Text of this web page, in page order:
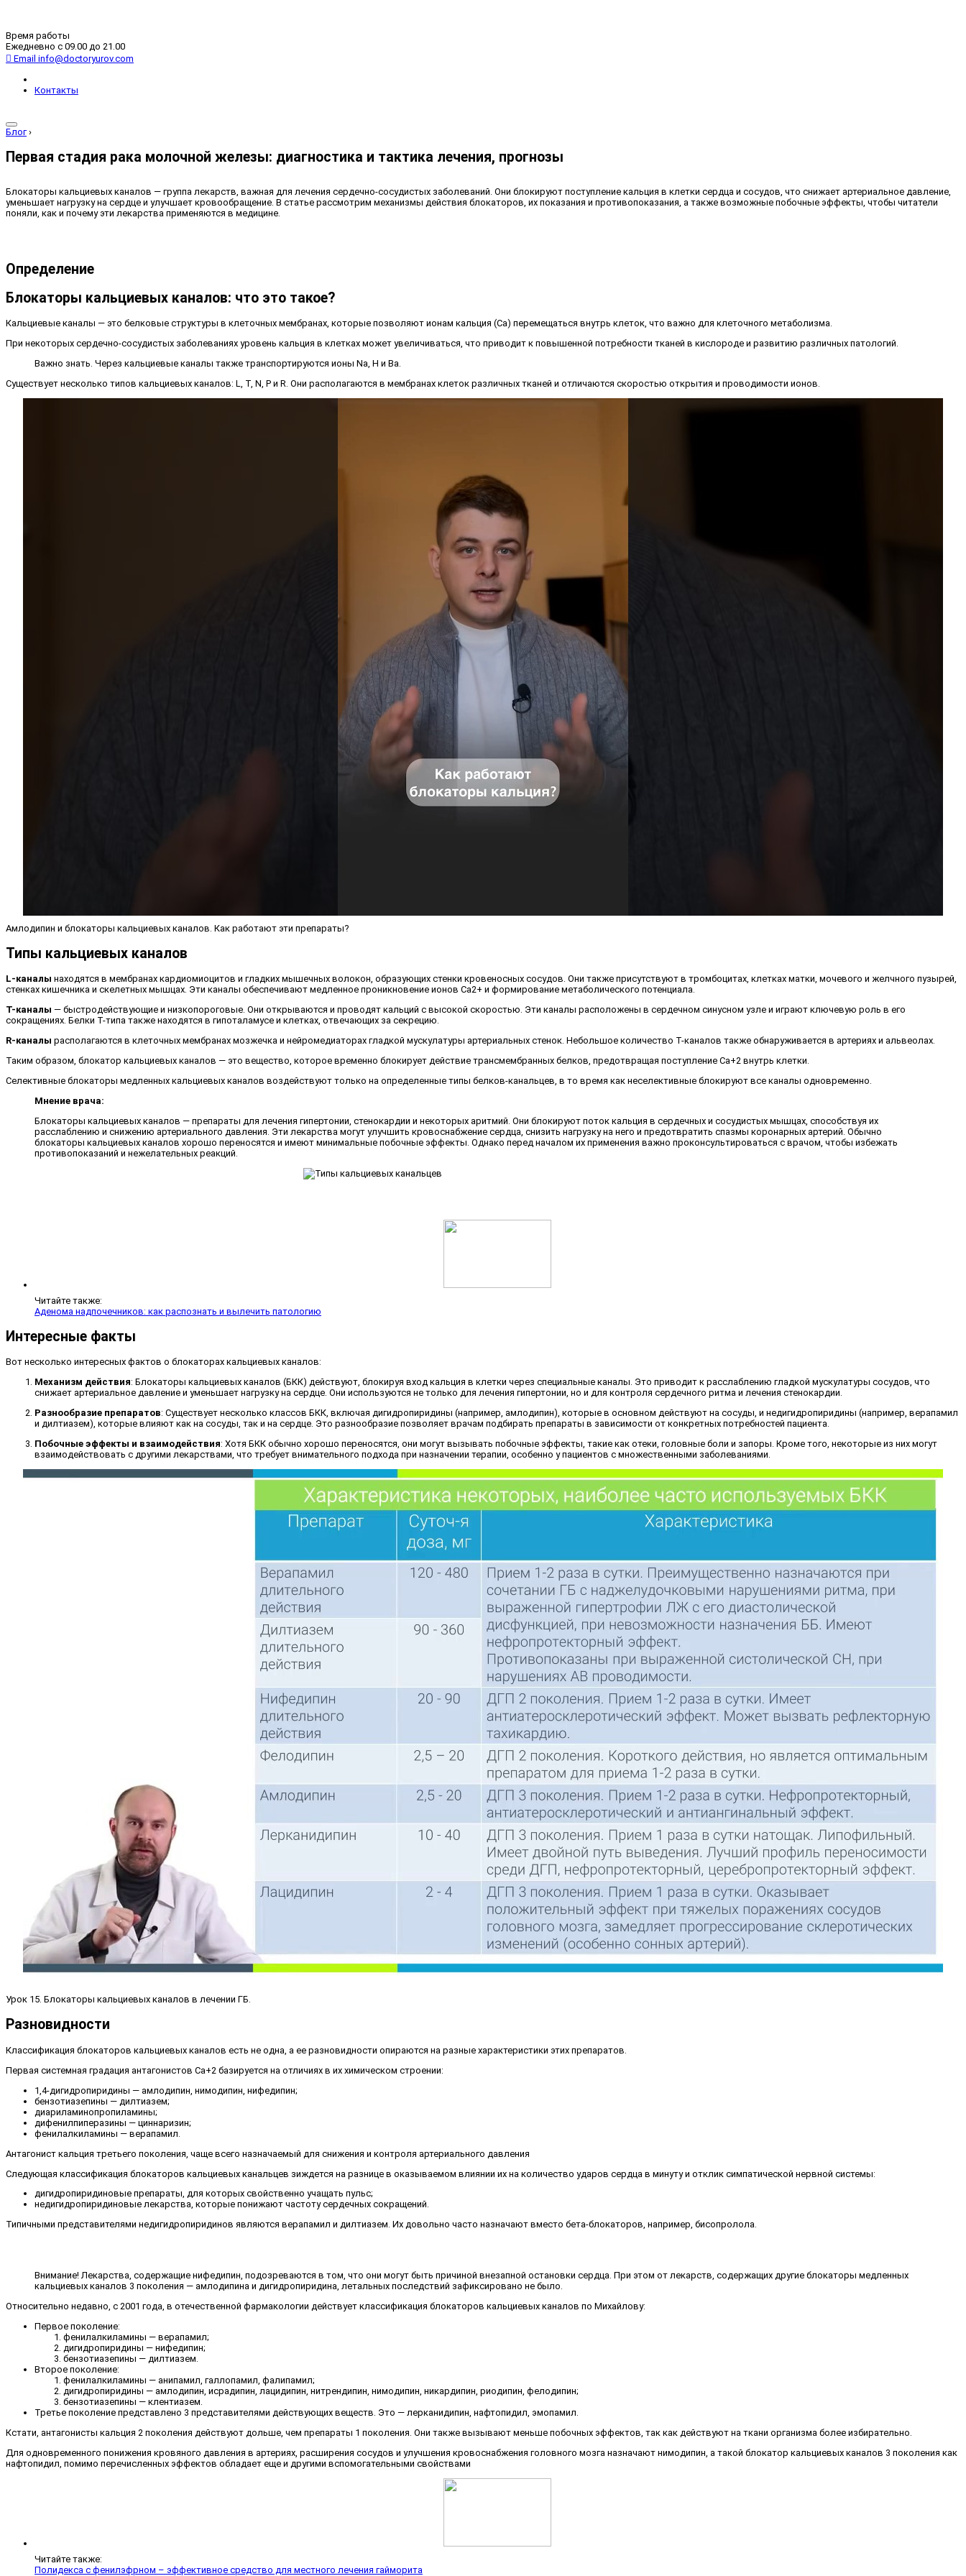
Время работы
Ежедневно с 09.00 до 21.00
Email info@doctoryurov.com
Контакты
Блог ›
Первая стадия рака молочной железы: диагностика и тактика лечения, прогнозы
Блокаторы кальциевых каналов — группа лекарств, важная для лечения сердечно-сосудистых заболеваний. Они блокируют поступление кальция в клетки сердца и сосудов, что снижает артериальное давление,
уменьшает нагрузку на сердце и улучшает кровообращение. В статье рассмотрим механизмы действия блокаторов, их показания и противопоказания, а также возможные побочные эффекты, чтобы читатели
поняли, как и почему эти лекарства применяются в медицине.
Определение
Блокаторы кальциевых каналов: что это такое?
Кальциевые каналы — это белковые структуры в клеточных мембранах, которые позволяют ионам кальция (Ca) перемещаться внутрь клеток, что важно для клеточного метаболизма.
При некоторых сердечно-сосудистых заболеваниях уровень кальция в клетках может увеличиваться, что приводит к повышенной потребности тканей в кислороде и развитию различных патологий.
Важно знать. Через кальциевые каналы также транспортируются ионы Na, H и Ba.
Существует несколько типов кальциевых каналов: L, T, N, P и R. Они располагаются в мембранах клеток различных тканей и отличаются скоростью открытия и проводимости ионов.
Амлодипин и блокаторы кальциевых каналов. Как работают эти препараты?
Типы кальциевых каналов
L-каналы находятся в мембранах кардиомиоцитов и гладких мышечных волокон, образующих стенки кровеносных сосудов. Они также присутствуют в тромбоцитах, клетках матки, мочевого и желчного пузырей,
стенках кишечника и скелетных мышцах. Эти каналы обеспечивают медленное проникновение ионов Са2+ и формирование метаболического потенциала.
T-каналы — быстродействующие и низкопороговые. Они открываются и проводят кальций с высокой скоростью. Эти каналы расположены в сердечном синусном узле и играют ключевую роль в его
сокращениях. Белки T-типа также находятся в гипоталамусе и клетках, отвечающих за секрецию.
R-каналы располагаются в клеточных мембранах мозжечка и нейромедиаторах гладкой мускулатуры артериальных стенок. Небольшое количество T-каналов также обнаруживается в артериях и альвеолах.
Таким образом, блокатор кальциевых каналов — это вещество, которое временно блокирует действие трансмембранных белков, предотвращая поступление Ca+2 внутрь клетки.
Селективные блокаторы медленных кальциевых каналов воздействуют только на определенные типы белков-канальцев, в то время как неселективные блокируют все каналы одновременно.
Мнение врача:
Блокаторы кальциевых каналов — препараты для лечения гипертонии, стенокардии и некоторых аритмий. Они блокируют поток кальция в сердечных и сосудистых мышцах, способствуя их
расслаблению и снижению артериального давления. Эти лекарства могут улучшить кровоснабжение сердца, снизить нагрузку на него и предотвратить спазмы коронарных артерий. Обычно
блокаторы кальциевых каналов хорошо переносятся и имеют минимальные побочные эффекты. Однако перед началом их применения важно проконсультироваться с врачом, чтобы избежать
противопоказаний и нежелательных реакций.
Читайте также:
Аденома надпочечников: как распознать и вылечить патологию
Интересные факты
Вот несколько интересных фактов о блокаторах кальциевых каналов:
Механизм действия: Блокаторы кальциевых каналов (БКК) действуют, блокируя вход кальция в клетки через специальные каналы. Это приводит к расслаблению гладкой мускулатуры сосудов, что
снижает артериальное давление и уменьшает нагрузку на сердце. Они используются не только для лечения гипертонии, но и для контроля сердечного ритма и лечения стенокардии.
Разнообразие препаратов: Существует несколько классов БКК, включая дигидропиридины (например, амлодипин), которые в основном действуют на сосуды, и недигидропиридины (например, верапамил
и дилтиазем), которые влияют как на сосуды, так и на сердце. Это разнообразие позволяет врачам подбирать препараты в зависимости от конкретных потребностей пациента.
Побочные эффекты и взаимодействия: Хотя БКК обычно хорошо переносятся, они могут вызывать побочные эффекты, такие как отеки, головные боли и запоры. Кроме того, некоторые из них могут
взаимодействовать с другими лекарствами, что требует внимательного подхода при назначении терапии, особенно у пациентов с множественными заболеваниями.
Урок 15. Блокаторы кальциевых каналов в лечении ГБ.
Разновидности
Классификация блокаторов кальциевых каналов есть не одна, а ее разновидности опираются на разные характеристики этих препаратов.
Первая системная градация антагонистов Ca+2 базируется на отличиях в их химическом строении:
1,4-дигидропиридины — амлодипин, нимодипин, нифедипин;
бензотиазепины — дилтиазем;
диариламинопропиламины;
дифенилпиперазины — циннаризин;
фенилалкиламины — верапамил.
Антагонист кальция третьего поколения, чаще всего назначаемый для снижения и контроля артериального давления
Следующая классификация блокаторов кальциевых канальцев зиждется на разнице в оказываемом влиянии их на количество ударов сердца в минуту и отклик симпатической нервной системы:
дигидропиридиновые препараты, для которых свойственно учащать пульс;
недигидропиридиновые лекарства, которые понижают частоту сердечных сокращений.
Типичными представителями недигидропиридинов являются верапамил и дилтиазем. Их довольно часто назначают вместо бета-блокаторов, например, бисопролола.
Внимание! Лекарства, содержащие нифедипин, подозреваются в том, что они могут быть причиной внезапной остановки сердца. При этом от лекарств, содержащих другие блокаторы медленных
кальциевых каналов 3 поколения — амлодипина и дигидропиридина, летальных последствий зафиксировано не было.
Относительно недавно, с 2001 года, в отечественной фармакологии действует классификация блокаторов кальциевых каналов по Михайлову:
Первое поколение:
фенилалкиламины — верапамил;
дигидропиридины — нифедипин;
бензотиазепины — дилтиазем.
Второе поколение:
фенилалкиламины — анипамил, галлопамил, фалипамил;
дигидропиридины — амлодипин, исрадипин, лацидипин, нитрендипин, нимодипин, никардипин, риодипин, фелодипин;
бензотиазепины — клентиазем.
Третье поколение представлено 3 представителями действующих веществ. Это — лерканидипин, нафтопидил, эмопамил.
Кстати, антагонисты кальция 2 поколения действуют дольше, чем препараты 1 поколения. Они также вызывают меньше побочных эффектов, так как действуют на ткани организма более избирательно.
Для одновременного понижения кровяного давления в артериях, расширения сосудов и улучшения кровоснабжения головного мозга назначают нимодипин, а такой блокатор кальциевых каналов 3 поколения как
нафтопидил, помимо перечисленных эффектов обладает еще и другими вспомогательными свойствами
Читайте также:
Полидекса с фенилэфрном – эффективное средство для местного лечения гайморита